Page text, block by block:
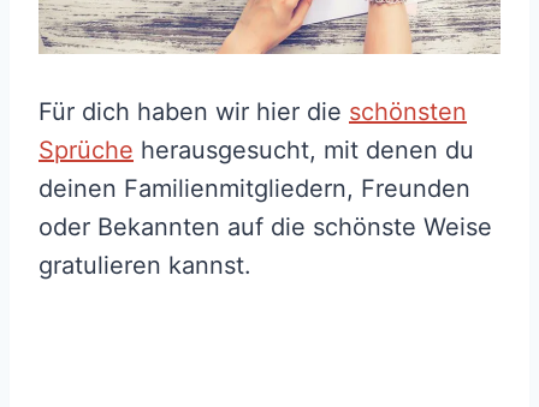
Für dich haben wir hier die schönsten
Sprüche herausgesucht, mit denen du
deinen Familienmitgliedern, Freunden
oder Bekannten auf die schönste Weise
gratulieren kannst.